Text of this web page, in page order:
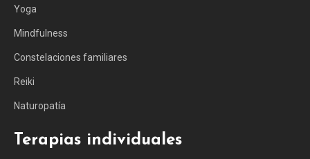
Yoga
Mindfulness
Constelaciones familiares
Reiki
Naturopatía
Terapias individuales